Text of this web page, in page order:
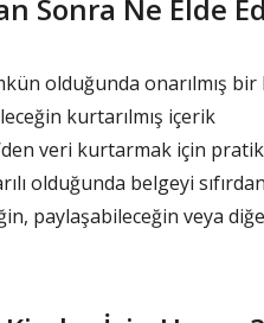
Sonra Ne Elde
olduğunda onarılmış bir
kurtarılmış içerik
veri kurtarmak için
olduğunda belgeyi
paylaşabileceğin veya